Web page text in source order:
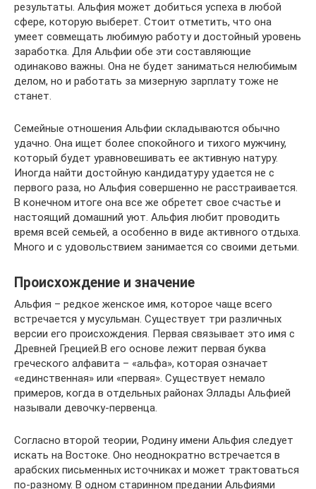
результаты. Альфия может добиться успеха в любой
сфере, которую выберет. Стоит отметить, что она
умеет совмещать любимую работу и достойный уровень
заработка. Для Альфии обе эти составляющие
одинаково важны. Она не будет заниматься нелюбимым
делом, но и работать за мизерную зарплату тоже не
станет.
Семейные отношения Альфии складываются обычно
удачно. Она ищет более спокойного и тихого мужчину,
который будет уравновешивать ее активную натуру.
Иногда найти достойную кандидатуру удается не с
первого раза, но Альфия совершенно не расстраивается.
В конечном итоге она все же обретет свое счастье и
настоящий домашний уют. Альфия любит проводить
время всей семьей, а особенно в виде активного отдыха.
Много и с удовольствием занимается со своими детьми.
Происхождение и значение
Альфия – редкое женское имя, которое чаще всего
встречается у мусульман. Существует три различных
версии его происхождения. Первая связывает это имя с
Древней Грецией.В его основе лежит первая буква
греческого алфавита – «альфа», которая означает
«единственная» или «первая». Существует немало
примеров, когда в отдельных районах Эллады Альфией
называли девочку-первенца.
Согласно второй теории, Родину имени Альфия следует
искать на Востоке. Оно неоднократно встречается в
арабских письменных источниках и может трактоваться
по-разному. В одном старинном предании Альфиями